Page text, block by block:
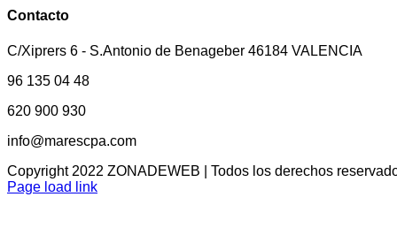
Contacto
C/Xiprers 6 - S.Antonio de Benageber 46184 VALENCIA
96 135 04 48
620 900 930
info@marescpa.com
Copyright 2022 ZONADEWEB | Todos los derechos
Facebook
X
Instagram
Pinterest
Page load link